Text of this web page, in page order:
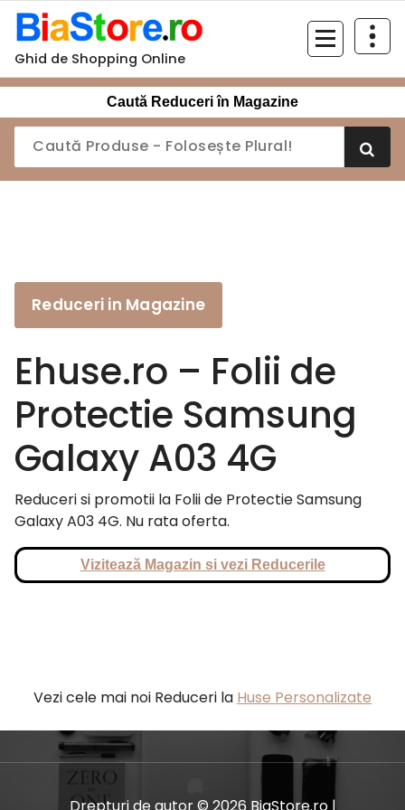
Sari
conținut
Ghid de Shopping Online
Caută Reduceri în Magazine
Reduceri in Magazine
Ehuse.ro – Folii de
Protectie Samsung
Galaxy A03 4G
Reduceri si promotii la Folii de Protectie Samsung
Galaxy A03 4G. Nu rata oferta.
Vizitează Magazin si vezi Reducerile
Vezi cele mai noi Reduceri la Huse Personalizate